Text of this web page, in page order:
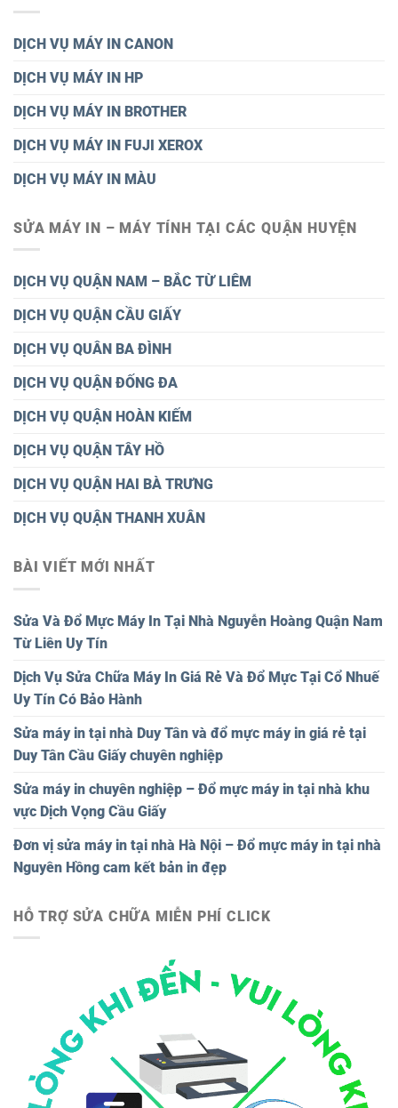
DỊCH VỤ MÁY IN CANON
DỊCH VỤ MÁY IN HP
DỊCH VỤ MÁY IN BROTHER
DỊCH VỤ MÁY IN FUJI XEROX
DỊCH VỤ MÁY IN MÀU
SỬA MÁY IN – MÁY TÍNH TẠI CÁC QUẬN HUYỆN
DỊCH VỤ QUẬN NAM – BẮC TỪ LIÊM
DỊCH VỤ QUẬN CẦU GIẤY
DỊCH VỤ QUÂN BA ĐÌNH
DỊCH VỤ QUẬN ĐỐNG ĐA
DỊCH VỤ QUẬN HOÀN KIẾM
DỊCH VỤ QUẬN TÂY HỒ
DỊCH VỤ QUẬN HAI BÀ TRƯNG
DỊCH VỤ QUẬN THANH XUÂN
BÀI VIẾT MỚI NHẤT
Sửa Và Đổ Mực Máy In Tại Nhà Nguyễn Hoàng Quận Nam
Từ Liên Uy Tín
Dịch Vụ Sửa Chữa Máy In Giá Rẻ Và Đổ Mực Tại Cổ Nhuế
Uy Tín Có Bảo Hành
Sửa máy in tại nhà Duy Tân và đổ mực máy in giá rẻ tại
Duy Tân Cầu Giấy chuyên nghiệp
Sửa máy in chuyên nghiệp – Đổ mực máy in tại nhà khu
vực Dịch Vọng Cầu Giấy
Đơn vị sửa máy in tại nhà Hà Nội – Đổ mực máy in tại nhà
Nguyên Hồng cam kết bản in đẹp
HỖ TRỢ SỬA CHỮA MIỄN PHÍ CLICK